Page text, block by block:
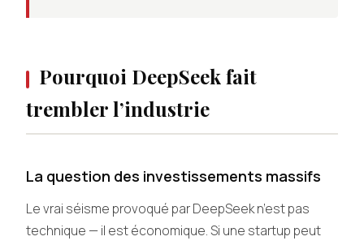
Pourquoi DeepSeek fait
trembler l’industrie
La question des investissements massifs
Le vrai séisme provoqué par DeepSeek n’est pas
technique — il est économique. Si une startup peut